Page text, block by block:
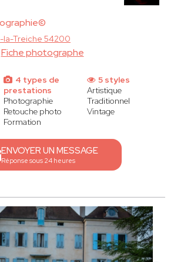
Fiche photographe
la-Treiche 54200
4 types de
prestations
Photographie
Retouche photo
Formation
5 styles
Artistique
Traditionnel
Vintage
ENVOYER UN MESSAGE
Réponse sous 24 heures